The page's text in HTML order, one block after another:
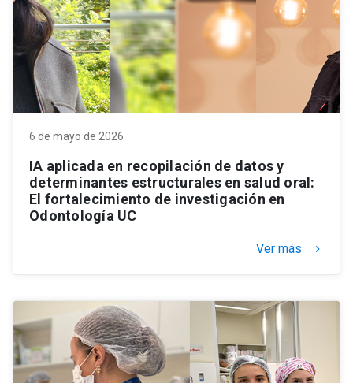
6 de mayo de 2026
IA aplicada en recopilación de datos y
determinantes estructurales en salud oral:
El fortalecimiento de investigación en
Odontología UC
Ver más keyboard_arrow_right